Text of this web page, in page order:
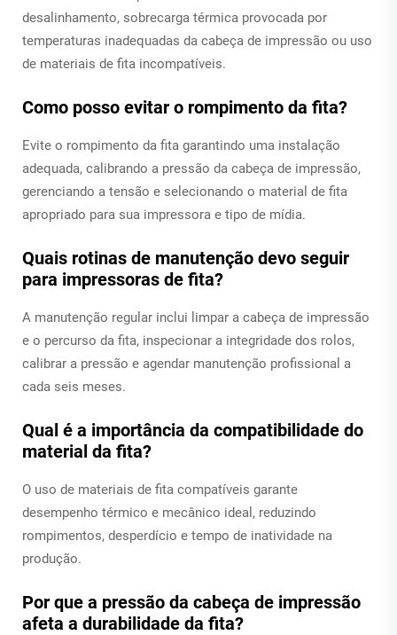
desalinhamento, sobrecarga térmica provocada por
temperaturas inadequadas da cabeça de impressão ou uso
de materiais de fita incompatíveis.
Como posso evitar o rompimento da fita?
Evite o rompimento da fita garantindo uma instalação
adequada, calibrando a pressão da cabeça de impressão,
gerenciando a tensão e selecionando o material de fita
apropriado para sua impressora e tipo de mídia.
Quais rotinas de manutenção devo seguir
para impressoras de fita?
A manutenção regular inclui limpar a cabeça de impressão
e o percurso da fita, inspecionar a integridade dos rolos,
calibrar a pressão e agendar manutenção profissional a
cada seis meses.
Qual é a importância da compatibilidade do
material da fita?
O uso de materiais de fita compatíveis garante
desempenho térmico e mecânico ideal, reduzindo
rompimentos, desperdício e tempo de inatividade na
produção.
Por que a pressão da cabeça de impressão
afeta a durabilidade da fita?